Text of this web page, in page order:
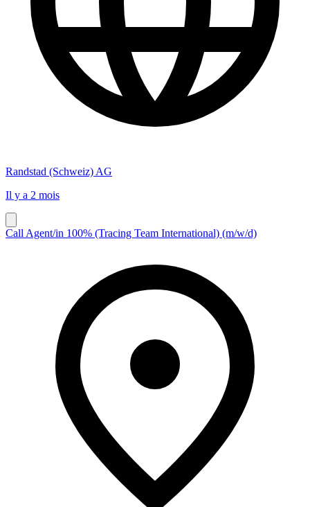
Randstad (Schweiz) AG
Il y a 2 mois
Call Agent/in 100% (Tracing Team International) (m/w/d)